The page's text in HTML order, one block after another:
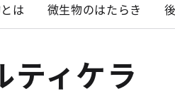
は 微生物のはたらき
ティケラ